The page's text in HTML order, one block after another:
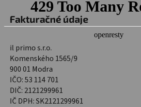
Fakturačné údaje
il primo s.r.o.
Komenského 1565/9
900 01 Modra
IČO: 53 114 701
DIČ: 2121299961
IČ DPH: SK2121299961